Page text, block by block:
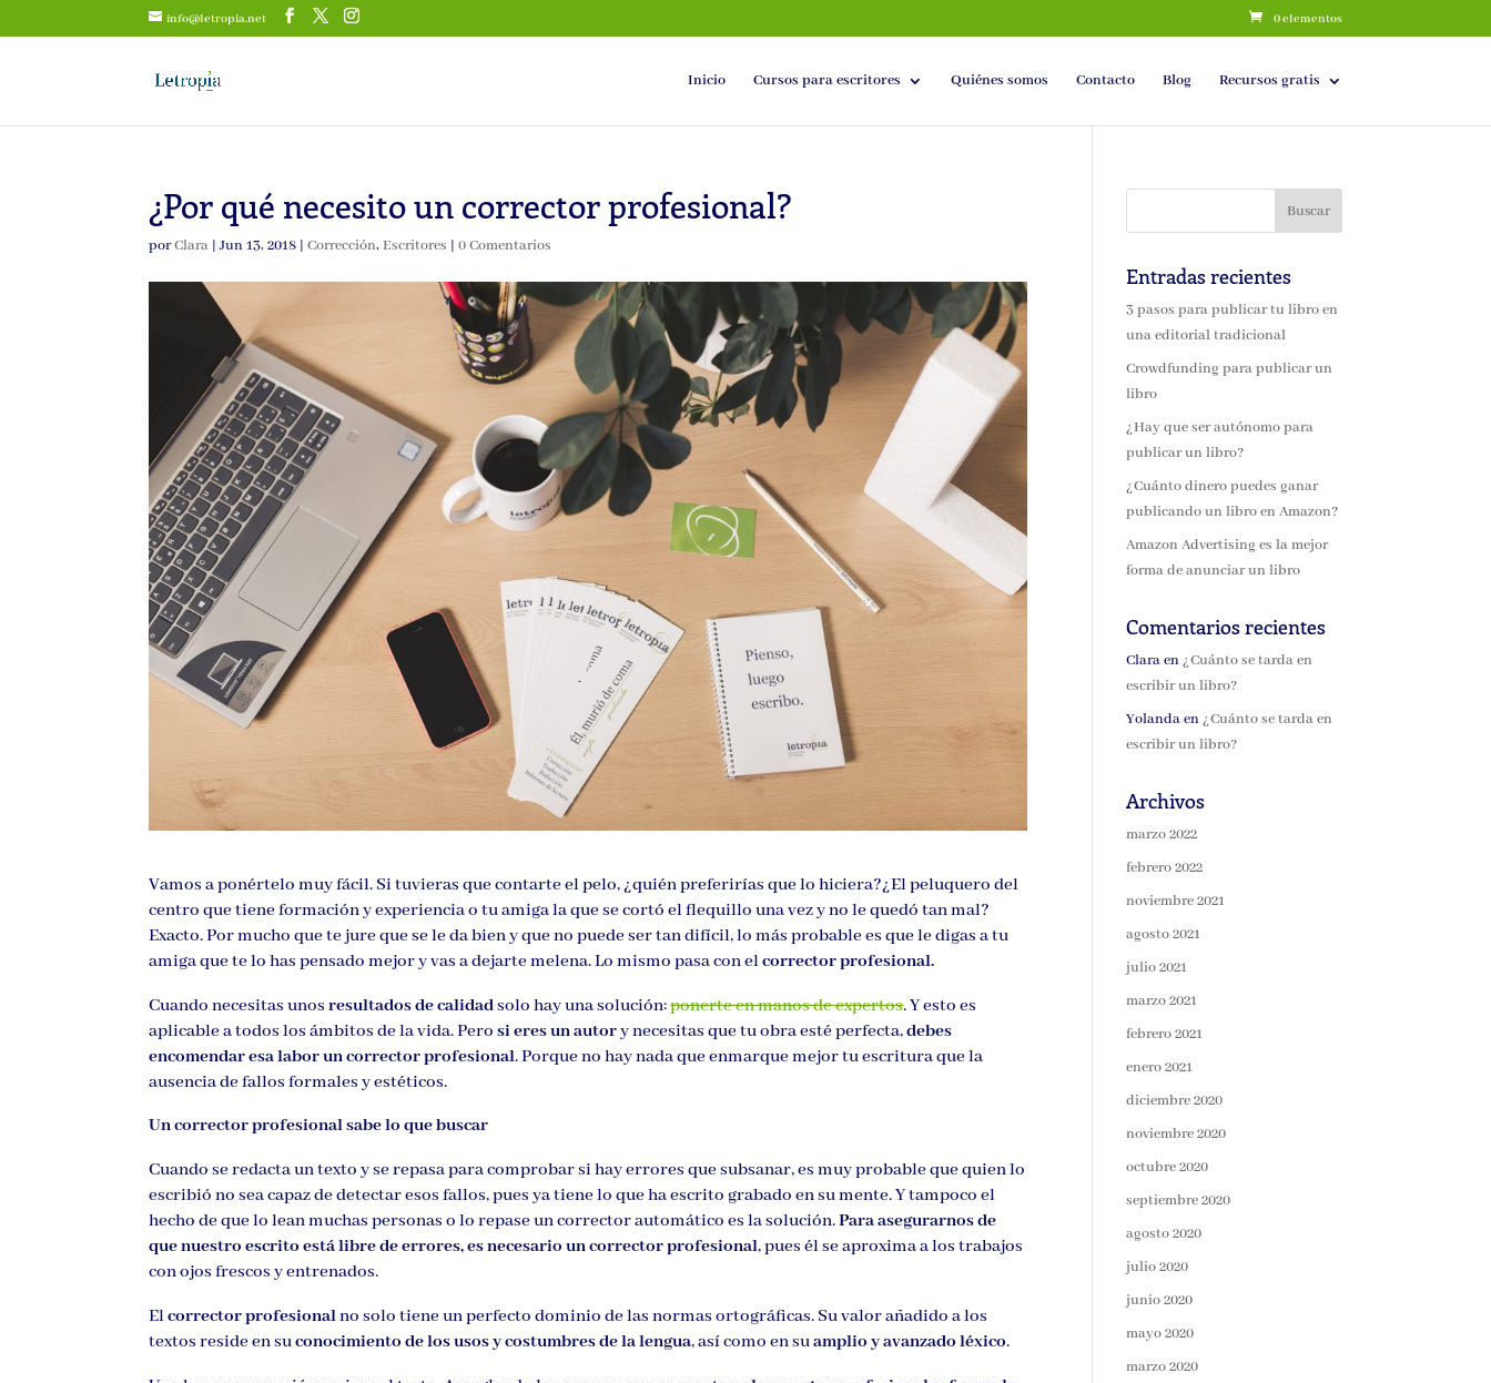
info@letropia.net 0 elementos
Inicio Cursos para escritores Quiénes somos Contacto Blog Recursos gratis
¿Por qué necesito un corrector profesional?
porClara |Jun 13, 2018 |Corrección,Escritores |0 Comentarios
Vamos a ponértelo muy fácil. Si tuvieras que contarte el pelo, ¿quién preferirías que lo hiciera?¿El peluquero del
centro que tiene formación y experiencia o tu amiga la que se cortó el flequillo una vez y no le quedó tan mal?
Exacto. Por mucho que te jure que se le da bien y que no puede ser tan difícil, lo más probable es que le digas a tu
amiga que te lo has pensado mejor y vas a dejarte melena. Lo mismo pasa con elcorrector profesional.
Cuando necesitas unosresultados de calidadsolo hay una solución:ponerte en manos de expertos. Y esto es
aplicable a todos los ámbitos de la vida. Pero si eres un autory necesitas que tu obra esté perfecta,debes
encomendar esa labor un corrector profesional. Porque no hay nada que enmarque mejor tu escritura que la
ausencia de fallos formales y estéticos.
Un corrector profesional sabe lo que buscar
Cuando se redacta un texto y se repasa para comprobar si hay errores que subsanar, es muy probable que quien lo
escribió no sea capaz de detectar esos fallos, pues ya tiene lo que ha escrito grabado en su mente. Y tampoco el
hecho de que lo lean muchas personas o lo repase un corrector automático es la solución.Para asegurarnos de
que nuestro escrito está libre de errores, es necesario un corrector profesional, pues él se aproxima a los trabajos
con ojos frescos y entrenados.
Elcorrector profesionalno solo tiene un perfecto dominio de las normas ortográficas. Su valor añadido a los
textos reside en suconocimiento de los usos y costumbres de la lengua, así como en suamplio y avanzado léxico.
Entradas recientes
3 pasos para publicar tu libro en
una editorial tradicional
Crowdfunding para publicar un
libro
¿Hay que ser autónomo para
publicar un libro?
¿Cuánto dinero puedes ganar
publicando un libro en Amazon?
Amazon Advertising es la mejor
forma de anunciar un libro
Comentarios recientes
Claraen¿Cuánto se tarda en
escribir un libro?
Yolandaen¿Cuánto se tarda en
escribir un libro?
Archivos
marzo 2022
febrero 2022
noviembre 2021
agosto 2021
julio 2021
marzo 2021
febrero 2021
enero 2021
diciembre 2020
noviembre 2020
octubre 2020
septiembre 2020
agosto 2020
julio 2020
junio 2020
mayo 2020
marzo 2020